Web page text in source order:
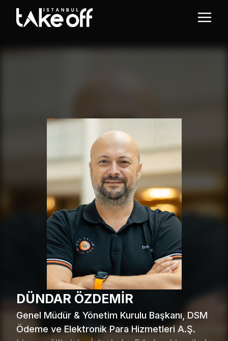
DÜNDAR ÖZDEMİR
Genel Müdür & Yönetim Kurulu Başkanı, DSM
Ödeme ve Elektronik Para Hizmetleri A.Ş.